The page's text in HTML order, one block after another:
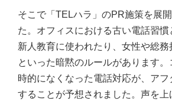
そこで「TELハラ」のPR施策を展
た。オフィスにおける古い電話習
新人教育に使われたり、女性や総
といった暗黙のルールがあります
時的になくなった電話対応が、ア
することが予想されました。声を